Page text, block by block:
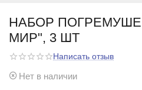
НАБОР
МИР", 3 ШТ
Написать отзыв
Нет в наличии